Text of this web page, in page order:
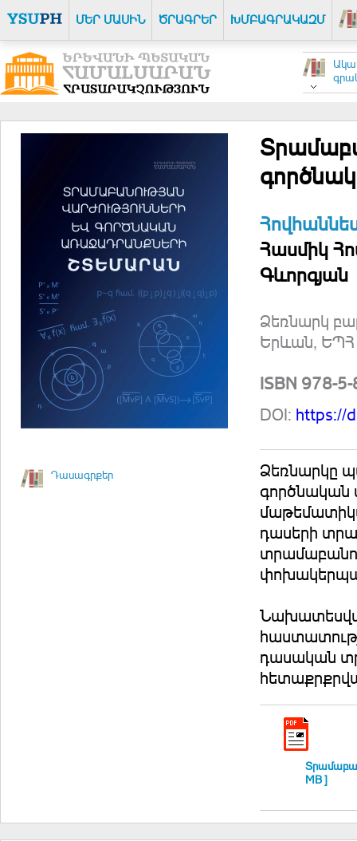
ՄԵՐ ՄԱՍԻՆ ԾՐԱԳՐԵՐ ԽՄԲԱԳՐԱԿԱԶՄ
Դասագրքեր
Հասմիկ
Գևորգյան
Ձեռնարկ
Երևան, ԵՊՀ
ISBN 978-
DOI: https://
Ձեռնարկը
դասերի
դասական
MB ]